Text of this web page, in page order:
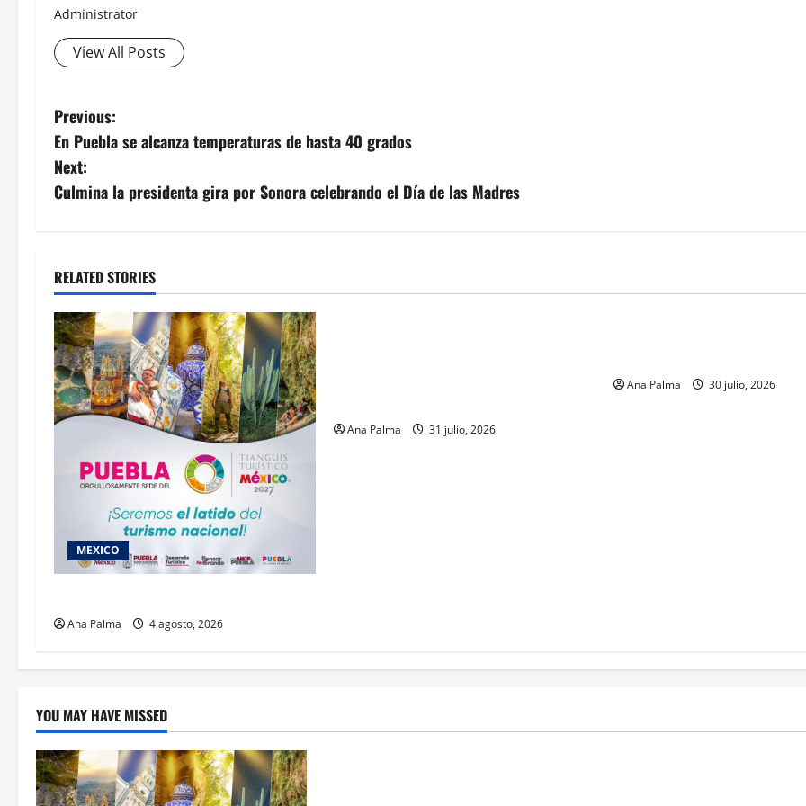
Administrator
View All Posts
Post
navigation
Previous:
En Puebla se alcanza temperaturas de hasta 40 grados
Next:
Culmina la presidenta gira por Sonora celebrando el Día de las Madres
RELATED STORIES
MEXICO
Ana Palma 4 agosto, 2026
Ana Palma 31 julio, 2026
Ana Palma 30 julio, 2026
YOU MAY HAVE MISSED